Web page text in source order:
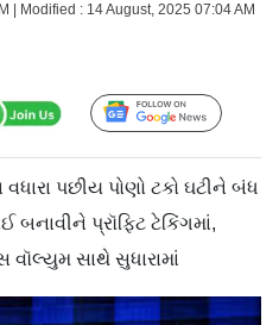
| Modified : 14 August, 2025 07:04 AM
Follow Us
પછીય પોણો ટકો ઘટીને બંધ
પ્રૉફિટ ટેકિંગમાં,
વૉલ્યુમ સાથે સુધારામાં